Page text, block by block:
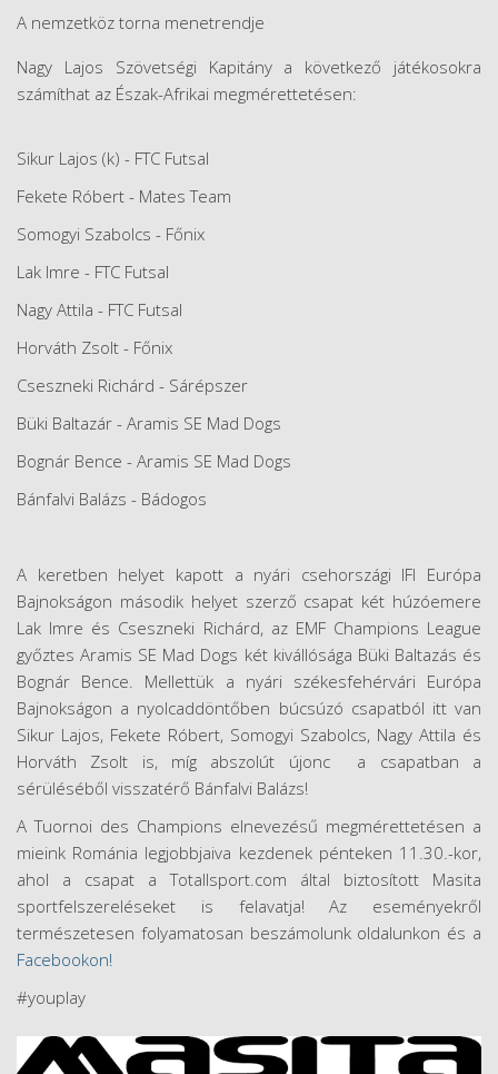
A nemzetköz torna menetrendje
Nagy Lajos Szövetségi Kapitány a következő játékosokra
számíthat az Észak-Afrikai megmérettetésen:
Sikur Lajos (k) - FTC Futsal
Fekete Róbert - Mates Team
Somogyi Szabolcs - Főnix
Lak Imre - FTC Futsal
Nagy Attila - FTC Futsal
Horváth Zsolt - Főnix
Cseszneki Richárd - Sárépszer
Büki Baltazár - Aramis SE Mad Dogs
Bognár Bence - Aramis SE Mad Dogs
Bánfalvi Balázs - Bádogos
A keretben helyet kapott a nyári csehországi IFI Európa
Bajnokságon második helyet szerző csapat két húzóemere
Lak Imre és Cseszneki Richárd, az EMF Champions League
győztes Aramis SE Mad Dogs két kivállósága Büki Baltazás és
Bognár Bence. Mellettük a nyári székesfehérvári Európa
Bajnokságon a nyolcaddöntőben búcsúzó csapatból itt van
Sikur Lajos, Fekete Róbert, Somogyi Szabolcs, Nagy Attila és
Horváth Zsolt is, míg abszolút újonc a csapatban a
sérüléséből visszatérő Bánfalvi Balázs!
A Tuornoi des Champions elnevezésű megmérettetésen a
mieink Románia legjobbjaiva kezdenek pénteken 11.30.-kor,
ahol a csapat a Totallsport.com által biztosított Masita
sportfelszereléseket is felavatja! Az eseményekről
természetesen folyamatosan beszámolunk oldalunkon és a
Facebookon!
#youplay